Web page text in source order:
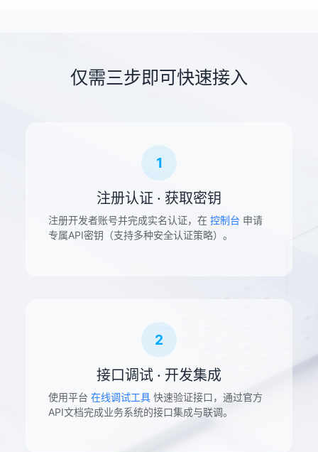
仅需三步即可快速接入
1
注册认证 · 获取密钥
注册开发者账号并完成实名认证，在 控制台 申请
专属API密钥（支持多种安全认证策略）。
2
接口调试 · 开发集成
使用平台 在线调试工具 快速验证接口，通过官方
API文档完成业务系统的接口集成与联调。